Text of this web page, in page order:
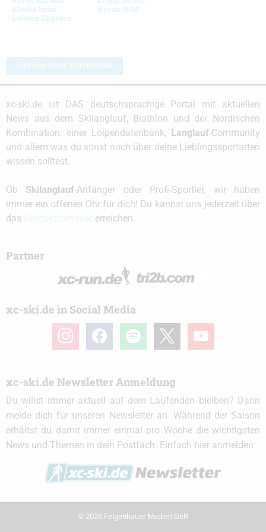
Klaebo beim
Lofoten Skyrace
Hyrox-WM
Schreibe einen Kommentar
xc-ski.de ist DAS deutschsprachige Portal mit aktuellen
News aus dem Skilanglauf, Biathlon und der Nordischen
Kombination, einer Loipendatenbank, Langlauf-Community
und allem was du sonst noch über deine Lieblingssportarten
wissen solltest.
Ob Skilanglauf-Anfänger oder Profi-Sportler, wir haben
immer ein offenes Ohr für dich! Du kannst uns jederzeit über
das
erreichen.
Partner
xc-ski.de in Social Media
instagramfacebook spotify youtube
xc-ski.de Newsletter Anmeldung
Du willst immer aktuell auf dem Laufenden bleiben? Dann
melde dich für unseren Newsletter an. Während der Saison
erhältst du damit immer einmal pro Woche die wichtigsten
News und Themen in dein Postfach. Einfach hier anmelden:
© 2026 Felgenhauer Medien GbR